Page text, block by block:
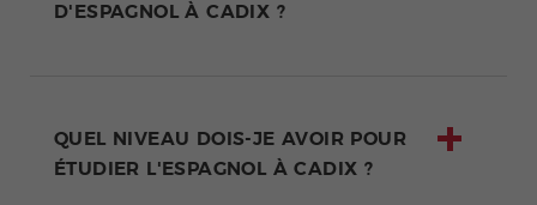
D'ESPAGNOL À CADIX ?
QUEL NIVEAU DOIS-JE AVOIR POUR
ÉTUDIER L'ESPAGNOL À CADIX ?